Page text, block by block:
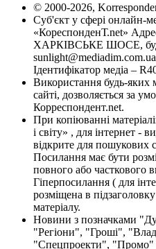
© 2000-2026,
Суб'єкт у сфері онлайн-
«КореспонденТ.net»
ХАРКІВСЬКЕ ШОСЕ,
sunlight@mediadim.com.ua
Ідентифікатор медіа –
Використання будь-яких
сайті, дозволяється за
Корреспондент.net.
При копіюванні
і світу» , для інтернет -
відкрите для пошукових
Посилання має бути
повного або часткового
Гіперпосилання ( для
розміщена в
матеріалу.
Новини з позначками
"Регіони", "Гроші",
"Спецпроекти", "Промо"